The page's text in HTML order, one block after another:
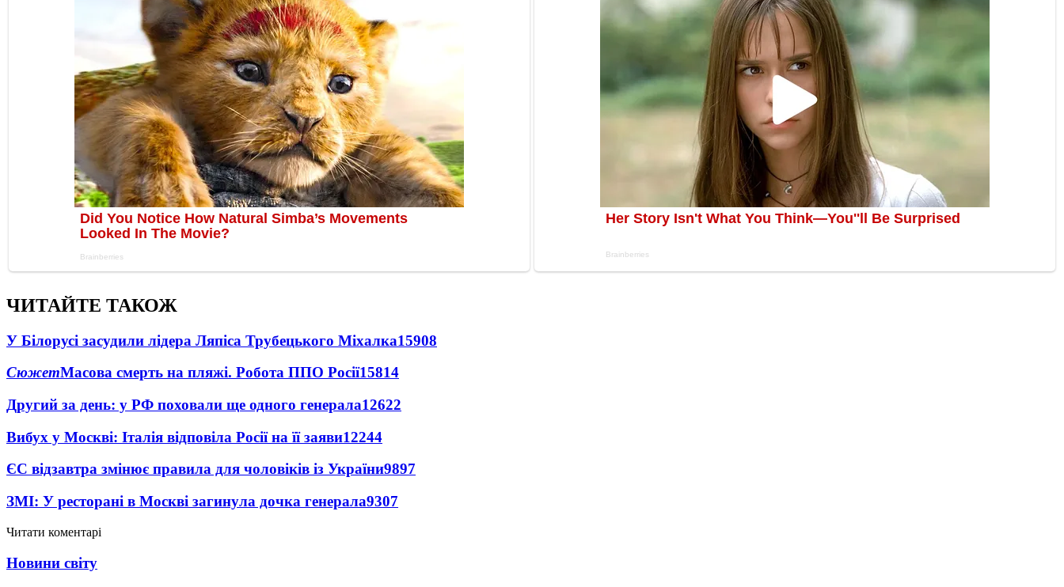
ЧИТАЙТЕ ТАКОЖ
У Білорусі засудили лідера Ляпіса Трубецького Міхалка15908
СюжетМасова смерть на пляжі. Робота ППО Росії15814
Другий за день: у РФ поховали ще одного генерала12622
Вибух у Москві: Італія відповіла Росії на її заяви12244
ЄС відзавтра змінює правила для чоловіків із України9897
ЗМІ: У ресторані в Москві загинула дочка генерала9307
Читати коментарі
Новини світу